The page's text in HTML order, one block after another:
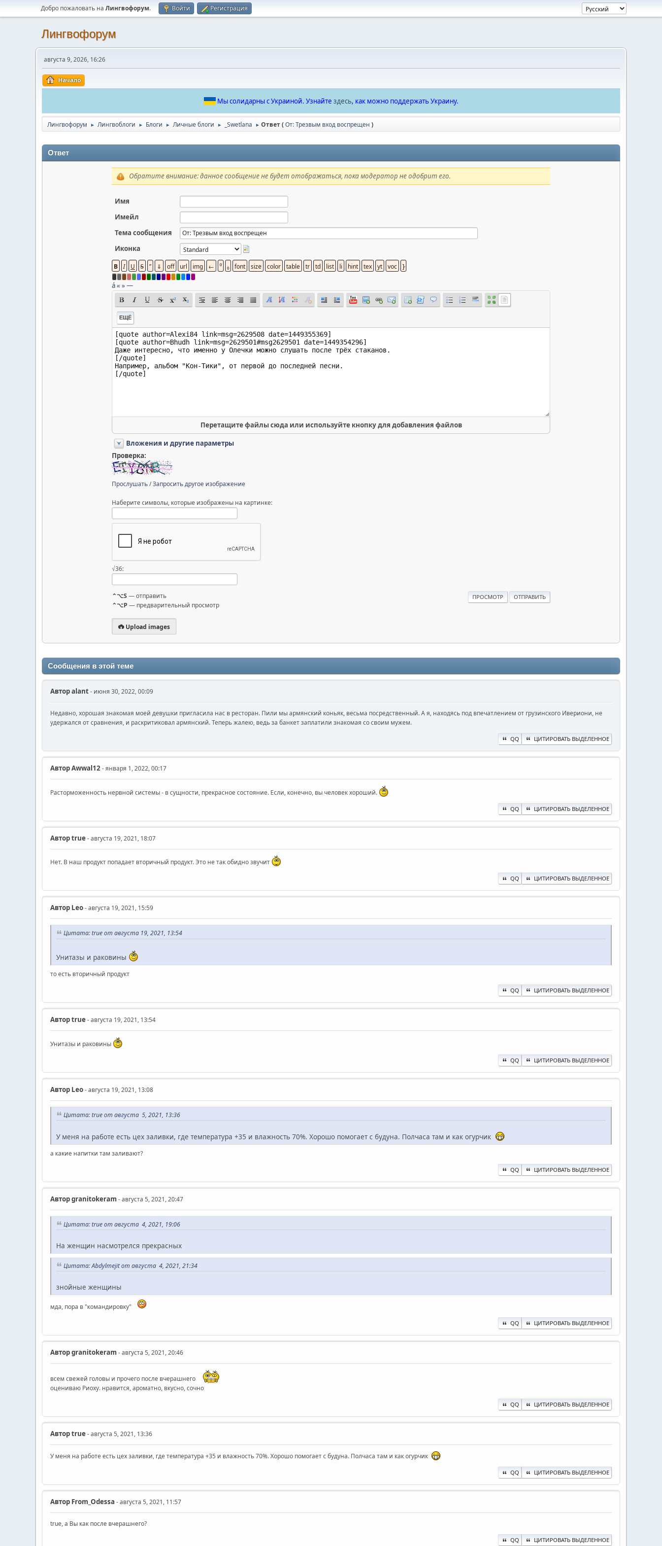
Добро пожаловать на Лингвофорум. Войти Регистрация
Лингвофорум
августа 9, 2026, 16:26
Начало
Мы солидарны с Украиной. Узнайте здесь, как можно поддержать Украину.
Лингвофорум ► Лингвоблоги ► Блоги ► Личные блоги ► _Swetlana ► Ответ (От: Трезвым вход воспрещен )
Ответ
Обратите внимание: данное сообщение не будет отображаться, пока модератор не одобрит его.
Имя
Имейл
Тема сообщения
Иконка
á« »—
ЕЩЁ
Перетащите файлы сюда или используйте кнопку для добавления файлов
Вложения и другие параметры
Проверка:
Прослушать/Запросить другое изображение
Наберите символы, которые изображены на картинке:
√36:
⌃⌥S — отправить
⌃⌥P — предварительный просмотр
Upload images
Сообщения в этой теме
Авторalant- июня 30, 2022, 00:09
Недавно, хорошая знакомая моей девушки пригласила нас в ресторан. Пили мы армянский коньяк, весьма посредственный. А я, находясь под впечатлением от грузинского Ивериони, не
удержался от сравнения, и раскритиковал армянский. Теперь жалею, ведь за банкет заплатили знакомая со своим мужем.
QQ ЦИТИРОВАТЬ ВЫДЕЛЕННОЕ
АвторAwwal12- января 1, 2022, 00:17
Расторможенность нервной системы - в сущности, прекрасное состояние. Если, конечно, вы человек хороший.
QQ ЦИТИРОВАТЬ ВЫДЕЛЕННОЕ
Авторtrue- августа 19, 2021, 18:07
Нет. В наш продукт попадает вторичный продукт. Это не так обидно звучит
QQ ЦИТИРОВАТЬ ВЫДЕЛЕННОЕ
Автор Leo- августа 19, 2021, 15:59
Цитата: true от августа 19, 2021, 13:54
Унитазы и раковины
то есть вторичный продукт
QQ ЦИТИРОВАТЬ ВЫДЕЛЕННОЕ
Авторtrue- августа 19, 2021, 13:54
Унитазы и раковины
QQ ЦИТИРОВАТЬ ВЫДЕЛЕННОЕ
Автор Leo- августа 19, 2021, 13:08
Цитата: true от августа 5, 2021, 13:36
У меня на работе есть цех заливки, где температура +35 и влажность 70%. Хорошо помогает с будуна. Полчаса там и как огурчик
а какие напитки там заливают?
QQ ЦИТИРОВАТЬ ВЫДЕЛЕННОЕ
Авторgranitokeram - августа 5, 2021, 20:47
Цитата: true от августа 4, 2021, 19:06
На женщин насмотрелся прекрасных
Цитата: Abdylmejit от августа 4, 2021, 21:34
знойные женщины
мда, пора в "командировку"
QQ ЦИТИРОВАТЬ ВЫДЕЛЕННОЕ
Авторgranitokeram - августа 5, 2021, 20:46
всем свежей головы и прочего после вчерашнего
оцениваю Риоху. нравится, ароматно, вкусно, сочно
QQ ЦИТИРОВАТЬ ВЫДЕЛЕННОЕ
Авторtrue- августа 5, 2021, 13:36
У меня на работе есть цех заливки, где температура +35 и влажность 70%. Хорошо помогает с будуна. Полчаса там и как огурчик
QQ ЦИТИРОВАТЬ ВЫДЕЛЕННОЕ
Автор From_Odessa - августа 5, 2021, 11:57
true, а Вы как после вчерашнего?
QQ ЦИТИРОВАТЬ ВЫДЕЛЕННОЕ